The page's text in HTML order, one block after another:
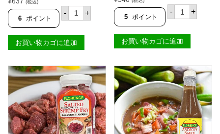
の評価
(税込)
6 ポイント
- カ
バ
バ
ゴ
ン
ク
ラ
シ
ッ
ク
2
5
0
+
お買い物カゴに追加
5 ポイント
- フ
ィ
プ
リ
モ
ナ
モ
ン
デ
ィ
リ
ス
+
お買い物カゴに追加